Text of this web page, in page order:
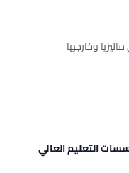
وخارجها
التعليم العالي